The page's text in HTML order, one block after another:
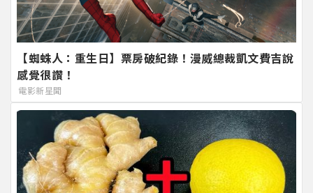
【蜘蛛人：重生日】票房破紀錄！漫威總裁凱文費吉說
感覺很讚！
電影新星聞